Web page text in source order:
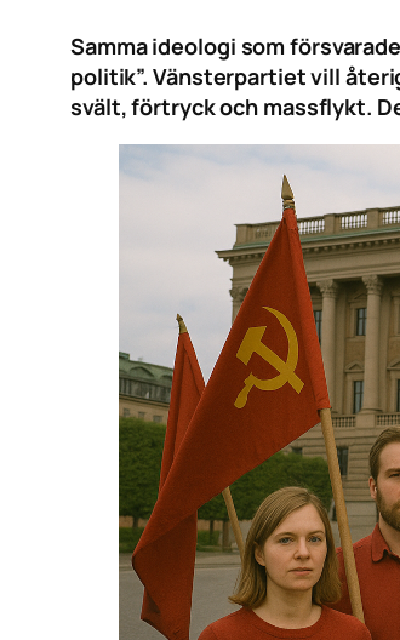
Samma ideologi som
politik”. Vänsterpartiet vill
svält, förtryck och massflykt.